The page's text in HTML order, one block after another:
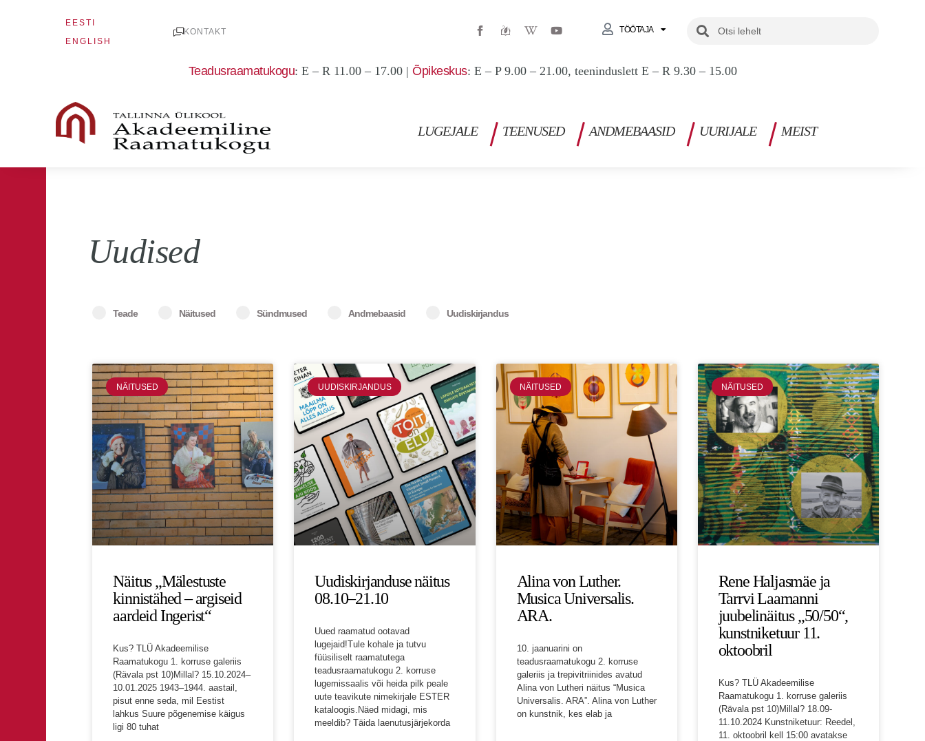
EESTI
ENGLISH
KONTAKT
W
i
e
w
Y
o
u
b
TÖÖTAJA SearchSearch
Teadusraamatukogu: E – R 11.00 – 17.00 | Õpikeskus: E – P 9.00 – 21.00, teeninduslett E – R 9.30 – 15.00
LUGEJALE TEENUSED ANDMEBAASID UURIJALE MEIST
Uudised
Teade Näitused Sündmused Andmebaasid Uudiskirjandus
NÄITUSED
Näitus „Mälestuste
kinnistähed – argiseid
aardeid Ingerist“
Kus? TLÜ Akadeemilise
Raamatukogu 1. korruse galeriis
(Rävala pst 10)Millal? 15.10.2024–
10.01.2025 1943–1944. aastail,
pisut enne seda, mil Eestist
lahkus Suure põgenemise käigus
ligi 80 tuhat
UUDISKIRJANDUS
Uudiskirjanduse näitus
08.10–21.10
Uued raamatud ootavad
lugejaid!Tule kohale ja tutvu
füüsiliselt raamatutega
teadusraamatukogu 2. korruse
lugemissaalis või heida pilk peale
uute teavikute nimekirjale ESTER
kataloogis.Näed midagi, mis
meeldib? Täida laenutusjärjekorda
NÄITUSED
Alina von Luther.
Musica Universalis.
ARA.
10. jaanuarini on
teadusraamatukogu 2. korruse
galeriis ja trepivitriinides avatud
Alina von Lutheri näitus “Musica
Universalis. ARA”. Alina von Luther
on kunstnik, kes elab ja
NÄITUSED
Rene Haljasmäe ja
Tarrvi Laamanni
juubelinäitus „50/50“,
kunstniketuur 11.
oktoobril
Kus? TLÜ Akadeemilise
Raamatukogu 1. korruse galeriis
(Rävala pst 10)Millal? 18.09-
11.10.2024 Kunstniketuur: Reedel,
11. oktoobril kell 15:00 avatakse